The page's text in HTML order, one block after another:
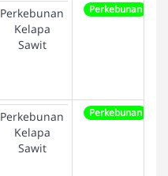
Perkebunan
Kelapa
Sawit
Perkebunan
Perkebunan
Kelapa
Sawit
Perkebunan